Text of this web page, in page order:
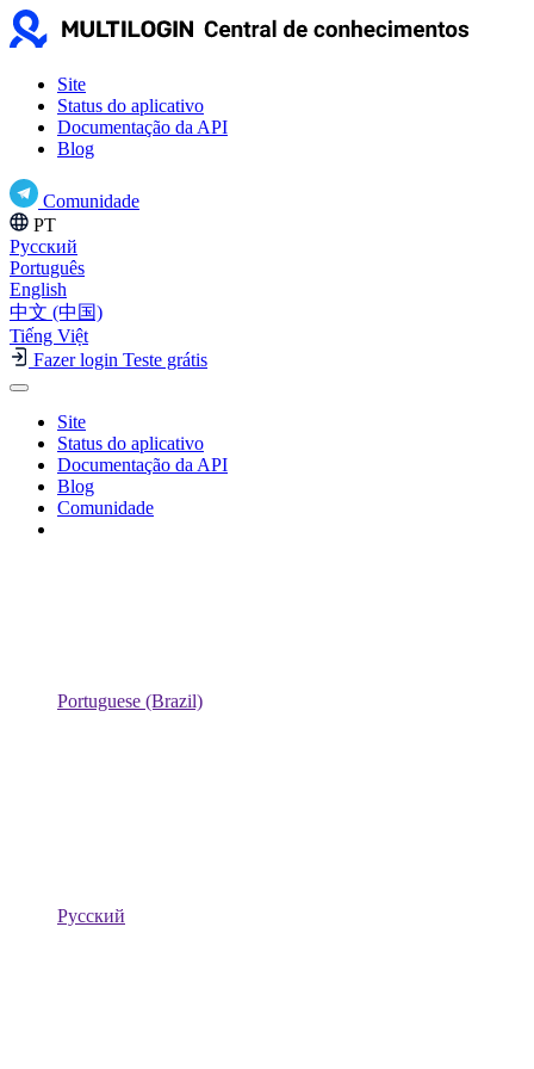
Site
Status do aplicativo
Documentação da API
Blog
Comunidade
PT
Русский
Português
English
中文 (中国)
Tiếng Việt
Fazer login Teste grátis
Site
Status do aplicativo
Documentação da API
Blog
Comunidade
Portuguese (Brazil)
Русский